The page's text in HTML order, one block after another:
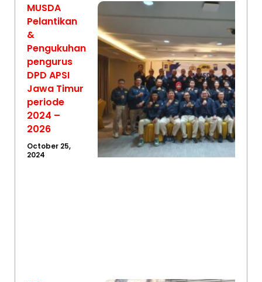
MUSDA
Pelantikan
&
Pengukuhan
pengurus
DPD APSI
Jawa Timur
periode
2024 –
2026
October 25,
2024